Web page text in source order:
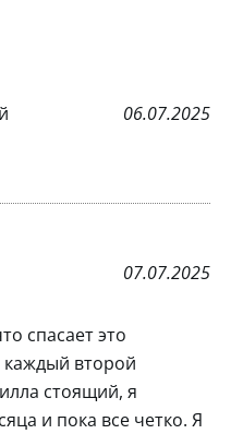
06.07.2025
07.07.2025
спасает это
каждый второй
стоящий, я
и пока все четко. Я